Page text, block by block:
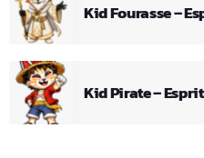
Kid Fourasse –
Kid Pirate –